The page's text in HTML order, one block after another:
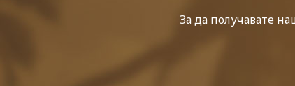
За да получавате